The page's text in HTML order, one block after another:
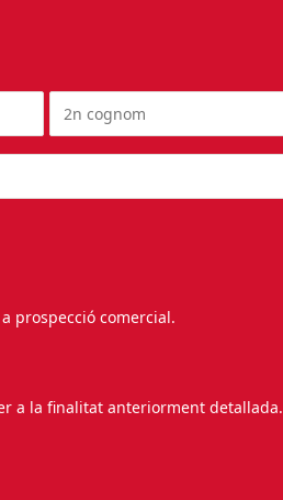
prospecció comercial.
a la finalitat anteriorment detallada.